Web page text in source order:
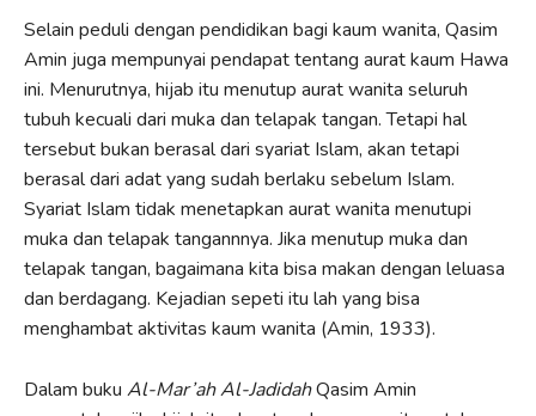
Selain peduli dengan pendidikan bagi kaum wanita, Qasim
Amin juga mempunyai pendapat tentang aurat kaum Hawa
ini. Menurutnya, hijab itu menutup aurat wanita seluruh
tubuh kecuali dari muka dan telapak tangan. Tetapi hal
tersebut bukan berasal dari syariat Islam, akan tetapi
berasal dari adat yang sudah berlaku sebelum Islam.
Syariat Islam tidak menetapkan aurat wanita menutupi
muka dan telapak tangannnya. Jika menutup muka dan
telapak tangan, bagaimana kita bisa makan dengan leluasa
dan berdagang. Kejadian sepeti itu lah yang bisa
menghambat aktivitas kaum wanita (Amin, 1933).
Dalam buku Al-Mar’ah Al-JadidahQasim Amin